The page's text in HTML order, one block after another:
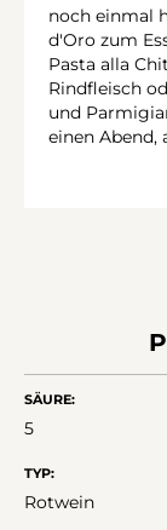
noch einmal
d'Oro zum
Pasta alla
Rindfleisch
und
einen Abend,
SÄURE:
5
TYP:
Rotwein